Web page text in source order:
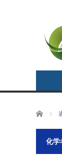
ホーム
化学